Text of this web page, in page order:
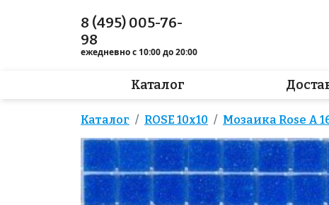
8 (495) 005-76-
98
ежедневно с 10:00 до 20:00
Каталог
Каталог ROSE 10x10 Мозаика Rose A